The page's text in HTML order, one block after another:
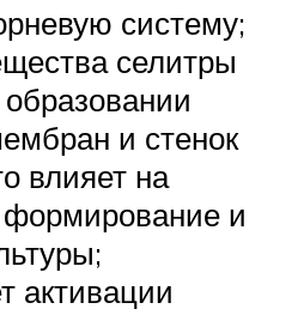
систему;
селитры
и стенок
влияет на
и
активации